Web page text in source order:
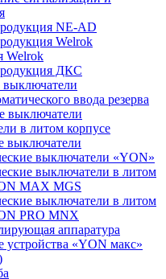
NE-AD
Welrok
Welrok
ДКС
выключатели
ввода резерва
выключатели
в литом корпусе
выключатели
выключатели «YON»
выключатели в литом
MAX MGS
выключатели в литом
PRO MNX
аппаратура
«YON макс»